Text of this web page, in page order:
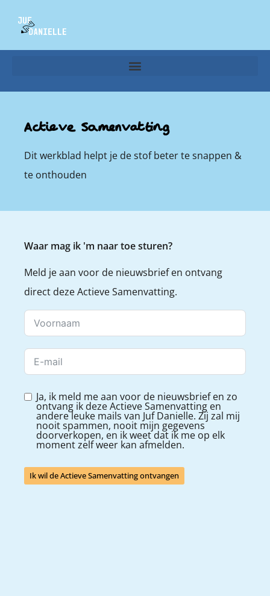
Actieve Samenvatting
Dit werkblad helpt je de stof beter te snappen &
te onthouden
Waar mag ik 'm naar toe sturen?
Meld je aan voor de nieuwsbrief en ontvang
direct deze Actieve Samenvatting.
Ja, ik meld me aan voor de nieuwsbrief en zo
ontvang ik deze Actieve Samenvatting en
andere leuke mails van Juf Danielle. Zij zal mij
nooit spammen, nooit mijn gegevens
doorverkopen, en ik weet dat ik me op elk
moment zelf weer kan afmelden.
Ik wil de Actieve Samenvatting ontvangen